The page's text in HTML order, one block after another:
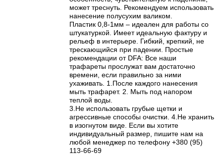
может треснуть. Рекомендуем использовать
нанесение полусухим валиком.
Пластик 0,8-1мм – идеален для работы со
штукатуркой. Имеет идеальную фактуру и
рельеф в интерьере. Гибкий, крепкий, не
трескающийся при падении. Простые
рекомендации от DFA: Все наши
трафареты прослужат вам достаточно
времени, если правильно за ними
ухаживать. 1.После каждого нанесения
мыть трафарет. 2. Мыть под напором
теплой воды.
3.Не использовать грубые щетки и
агрессивные способы очистки. 4.Не хранить
в изогнутом виде. Если вы хотите
индивидуальный размер, пишите нам на
любой менеджер по телефону +380 (95)
113-66-69